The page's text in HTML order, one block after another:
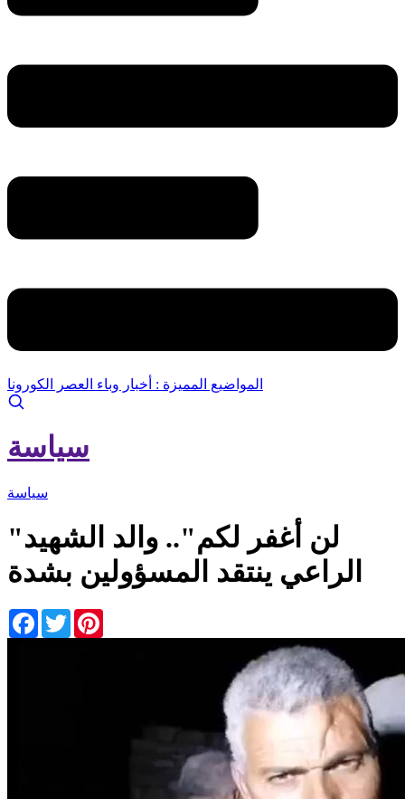
المواضيع المميزة : أخبار وباء العصر الكورونا
سياسة
سياسة
"لن أغفر لكم".. والد الشهيد
الراعي ينتقد المسؤولين بشدة
Facebook
Twitter